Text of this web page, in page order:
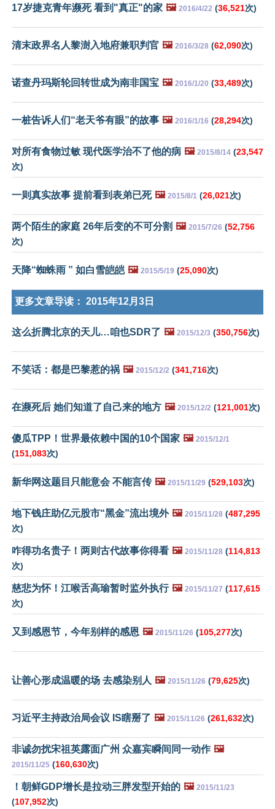
17岁捷克青年濒死 看到"真正"的家 🖼️ 2016/4/22 (36,521次)
清末政界名人黎澍入地府兼职判官 🖼️ 2016/3/28 (62,090次)
诺查丹玛斯轮回转世成为南非国宝 🖼️ 2016/1/20 (33,489次)
一桩告诉人们“老天爷有眼”的故事 🖼️ 2016/1/16 (28,294次)
对所有食物过敏 现代医学治不了他的病 🖼️ 2015/8/14 (23,547
次)
一则真实故事 提前看到表弟已死 🖼️ 2015/8/1 (26,021次)
两个陌生的家庭 26年后变的不可分割 🖼️ 2015/7/26 (52,756
次)
天降“蜘蛛雨 ” 如白雪皑皑 🖼️ 2015/5/19 (25,090次)
更多文章导读： 2015年12月3日
这么折腾北京的天儿…咱也SDR了 🖼️ 2015/12/3 (350,756次)
不笑话：都是巴黎惹的祸 🖼️ 2015/12/2 (341,716次)
在濒死后 她们知道了自己来的地方 🖼️ 2015/12/2 (121,001次)
傻瓜TPP！世界最依赖中国的10个国家 🖼️ 2015/12/1
(151,083次)
新华网这题目只能意会 不能言传 🖼️ 2015/11/29 (529,103次)
地下钱庄助亿元股市“黑金”流出境外 🖼️ 2015/11/28 (487,295
次)
咋得功名贵子！两则古代故事你得看 🖼️ 2015/11/28 (114,813
次)
慈悲为怀！江喉舌高瑜暂时监外执行 🖼️ 2015/11/27 (117,615
次)
又到感恩节，今年别样的感恩 🖼️ 2015/11/26 (105,277次)
让善心形成温暖的场 去感染别人 🖼️ 2015/11/26 (79,625次)
习近平主持政治局会议 IS瞎掰了 🖼️ 2015/11/26 (261,632次)
非诚勿扰宋祖英露面广州 众嘉宾瞬间同一动作 🖼️
2015/11/25 (160,630次)
！朝鲜GDP增长是拉动三胖发型开始的 🖼️ 2015/11/23
(107,952次)